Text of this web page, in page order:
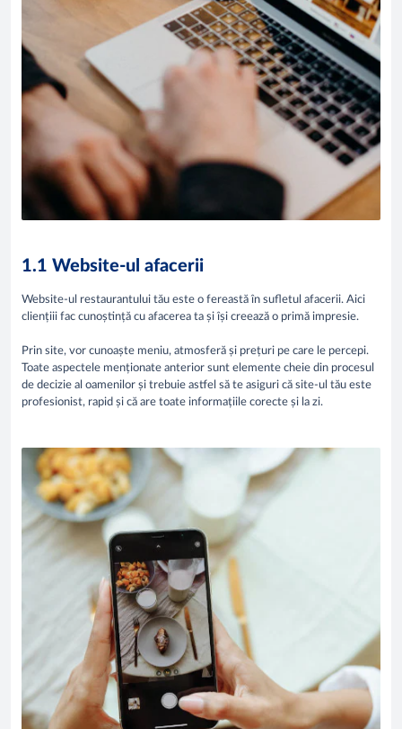
1.1 Website-ul afacerii
Website-ul restaurantului tău este o fereastă în sufletul afacerii. Aici
cliențiii fac cunoștință cu afacerea ta și își creează o primă impresie.
Prin site, vor cunoaște meniu, atmosferă și prețuri pe care le percepi.
Toate aspectele menționate anterior sunt elemente cheie din procesul
de decizie al oamenilor și trebuie astfel să te asiguri că site-ul tău este
profesionist, rapid și că are toate informațiile corecte și la zi.